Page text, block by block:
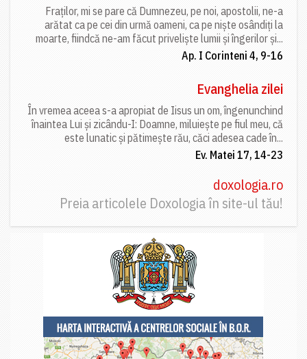
Fraților, mi se pare că Dumnezeu, pe noi, apostolii, ne-a
arătat ca pe cei din urmă oameni, ca pe niște osândiți la
moarte, fiindcă ne-am făcut priveliște lumii și îngerilor și...
Ap. I Corinteni 4, 9-16
Evanghelia zilei
În vremea aceea s-a apropiat de Iisus un om, îngenunchind
înaintea Lui și zicându-I: Doamne, miluiește pe fiul meu, că
este lunatic și pătimește rău, căci adesea cade în...
Ev. Matei 17, 14-23
doxologia.ro
Preia articolele Doxologia în site-ul tău!